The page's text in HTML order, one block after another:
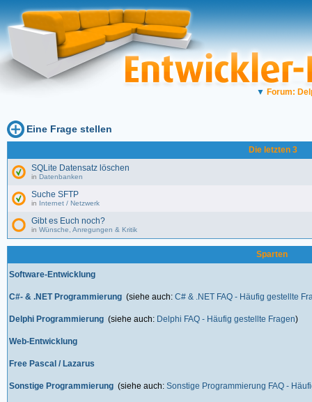
▼ Forum:
Eine Frage stellen
Die letzten 3
SQLite Datensatz löschen
in Datenbanken
Suche SFTP
in Internet / Netzwerk
Gibt es Euch noch?
in Wünsche, Anregungen & Kritik
Sparten
Software-Entwicklung
C#- & .NET Programmierung (siehe auch: C# & .NET FAQ - Häufig gestellte
Delphi Programmierung (siehe auch: Delphi FAQ - Häufig gestellte Fragen)
Web-Entwicklung
Free Pascal / Lazarus
Sonstige Programmierung (siehe auch: Sonstige Programmierung FAQ -